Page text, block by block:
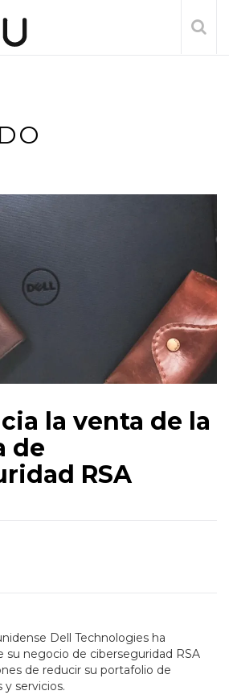
la venta de la
de
RSA
Dell Technologies ha
su negocio de ciberseguridad RSA
de reducir su portafolio de
servicios.